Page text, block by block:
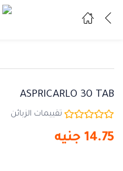
ادخل اسم المستخدم وكلمة المرور
ASPRICARLO 30 TAB
تقييمات الزبائن
14.75 جنيه